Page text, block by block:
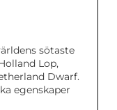
sötaste
Lop,
Dwarf.
egenskaper